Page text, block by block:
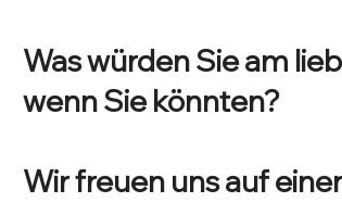
Was würden Sie am
wenn Sie könnten?
Wir freuen uns auf